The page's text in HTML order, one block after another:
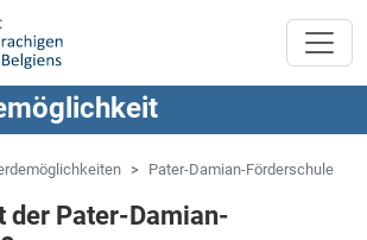
Pater-Damian-Förderschule
der Pater-Damian-